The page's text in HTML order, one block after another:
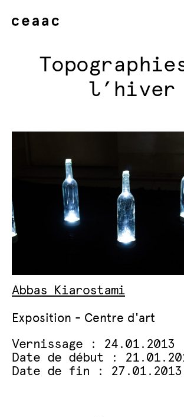
l’hiver
Abbas Kiarostami
Exposition - Centre d'art
Vernissage : 24.01.2013
Date de début :
Date de fin : 27.01.2013